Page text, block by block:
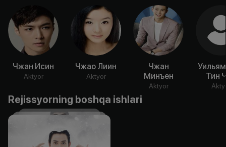
Чжан Исин
Aktyor
Чжао Лиин
Aktyor
Чжан
Минъен
Aktyor
Тин
Rejissyorning boshqa ishlari